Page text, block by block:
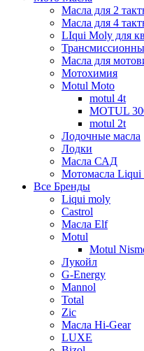
Масла для 2
Масла для 4
LIqui Moly для
Масла для
Мотохимия
Motul Moto
motul 4t
MOTUL
motul 2t
Лодочные масла
Лодки
Масла САД
Мотомасла
Все Бренды
Liqui moly
Castrol
Масла Elf
Motul
Motul
Лукойл
G-Energy
Mannol
Total
Zic
Масла Hi-Gear
LUXE